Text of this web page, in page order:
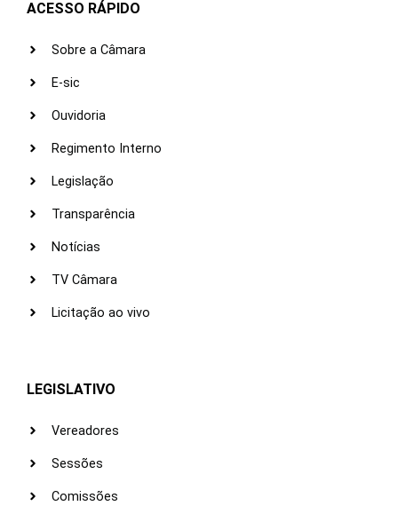
ACESSO RÁPIDO
Sobre a Câmara
E-sic
Ouvidoria
Regimento Interno
Legislação
Transparência
Notícias
TV Câmara
Licitação ao vivo
LEGISLATIVO
Vereadores
Sessões
Comissões